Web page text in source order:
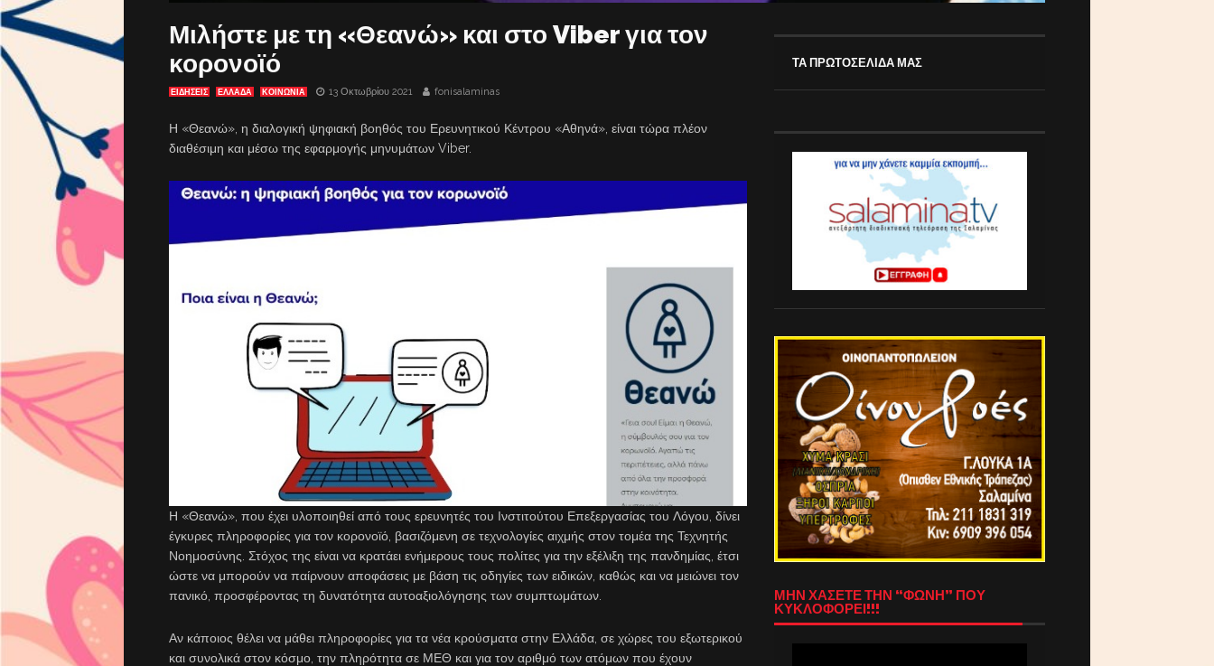
Μιλήστε με τη «Θεανώ» και στο Viber για τον
κορονοϊό
ΕΙΔΗΣΕΙΣ ΕΛΛΑΔΑ ΚΟΙΝΩΝΙΑ 13 Οκτωβρίου 2021 fonisalaminas
Η «Θεανώ», η διαλογική ψηφιακή βοηθός του Ερευνητικού Κέντρου «Αθηνά», είναι τώρα πλέον
διαθέσιμη και μέσω της εφαρμογής μηνυμάτων Viber.
Η «Θεανώ», που έχει υλοποιηθεί από τους ερευνητές του Ινστιτούτου Επεξεργασίας του Λόγου, δίνει
έγκυρες πληροφορίες για τον κορονοϊό, βασιζόμενη σε τεχνολογίες αιχμής στον τομέα της Τεχνητής
Νοημοσύνης. Στόχος της είναι να κρατάει ενήμερους τους πολίτες για την εξέλιξη της πανδημίας, έτσι
ώστε να μπορούν να παίρνουν αποφάσεις με βάση τις οδηγίες των ειδικών, καθώς και να μειώνει τον
πανικό, προσφέροντας τη δυνατότητα αυτοαξιολόγησης των συμπτωμάτων.
Αν κάποιος θέλει να μάθει πληροφορίες για τα νέα κρούσματα στην Ελλάδα, σε χώρες του εξωτερικού
και συνολικά στον κόσμο, την πληρότητα σε ΜΕΘ και για τον αριθμό των ατόμων που έχουν
ΤΑ ΠΡΩΤΟΣΕΛΙΔΑ ΜΑΣ
ΜΗΝ ΧΑΣΕΤΕ ΤΗΝ “ΦΩΝΗ” ΠΟΥ
ΚΥΚΛΟΦΟΡΕΙ!!!